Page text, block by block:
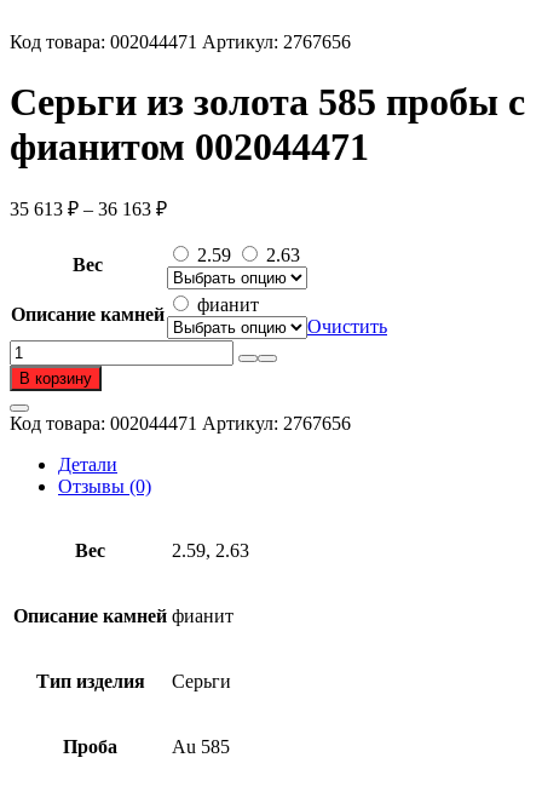
Код товара: 002044471 Артикул: 2767656
Серьги из золота 585 пробы с
фианитом 002044471
35 613 ₽ – 36 163 ₽Диапазон
35
613 ₽
–
36
163 ₽
Вес 2.59 2.63
Описание камней
фианит
Очистить
Количество
товара
Серьги
из
золота
пробы
В корзину
Код товара: 002044471 Артикул: 2767656
Детали
Отзывы (0)
Вес 2.59, 2.63
Описание камней фианит
Тип изделия Серьги
Проба Au 585